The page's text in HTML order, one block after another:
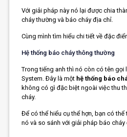
Với giải pháp này nó lại được chia
cháy thường và báo cháy địa chỉ.
Cùng mình tìm hiểu chi tiết về đặc
Hệ thống báo cháy thông thường
Trong tiếng anh thì nó còn có tên gọi
System. Đây là một hệ thống báo
không có gì đặc biệt ngoài việc thu
cháy.
Để có thể hiểu cụ thể hợn, bạn có
nó và so sánh với giải pháp báo cháy